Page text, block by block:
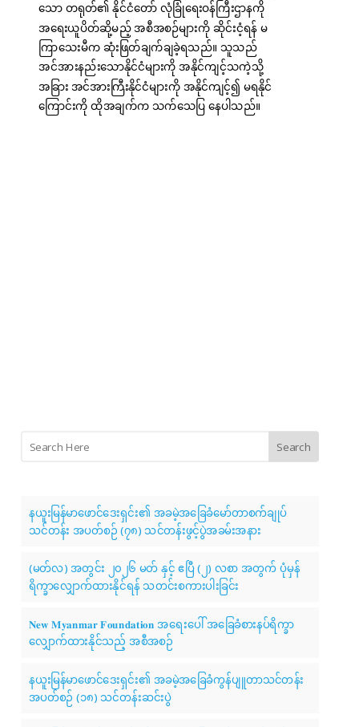
သော တရုတ်၏ နိုင်ငံတော် လုံခြုံရေးဝန်ကြီးဌာနကို
အရေးယူပိတ်ဆို့မည့် အစီအစဉ်များကို ဆိုင်းငံ့ရန် မ
ကြာသေးမီက ဆုံးဖြတ်ချက်ချခဲ့ရသည်။ သူသည်
အင်အားနည်းသောနိုင်ငံများကို အနိုင်ကျင့်သကဲ့သို့
အခြား အင်အားကြီးနိုင်ငံများကို အနိုင်ကျင့်၍ မရနိုင်
ကြောင်းကို ထိုအချက်က သက်သေပြ နေပါသည်။
Search
နယူးမြန်မာဖောင်ဒေးရှင်း၏ အခမဲ့အခြေခံမော်တာစက်ချုပ်
သင်တန်း အပတ်စဉ် (၇၈) သင်တန်းဖွင့်ပွဲအခမ်းအနား
(မတ်လ) အတွင်း ၂၀၂၆ မတ် နှင့် ဧပြီ (၂) လစာ အတွက် ပုံမှန်
ရိက္ခာလျှောက်ထားနိုင်ရန် သတင်းစကားပါးခြင်း
𝐍𝐞𝐰 𝐌𝐲𝐚𝐧𝐦𝐚𝐫 𝐅𝐨𝐮𝐧𝐝𝐚𝐭𝐢𝐨𝐧 အရေးပေါ် အခြေခံစားနပ်ရိက္ခာ
လျှောက်ထားနိုင်သည့် အစီအစဉ်
နယူးမြန်မာဖောင်ဒေးရှင်း၏ အခမဲ့အခြေခံကွန်ပျူတာသင်တန်း
အပတ်စဉ် (၁၈) သင်တန်းဆင်းပွဲ